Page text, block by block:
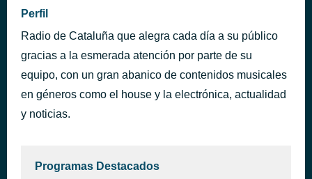
Perfil
Radio de Cataluña que alegra cada día a su público
gracias a la esmerada atención por parte de su
equipo, con un gran abanico de contenidos musicales
en géneros como el house y la electrónica, actualidad
y noticias.
Programas Destacados